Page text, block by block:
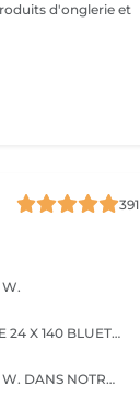
d'onglerie et
391
Uniquement bronzage TRES HAUTE PUISSANCE 24 X 140 BLUETOOTH
Solarium de pied doté d'une puissance de 4.500 W. DANS NOTRE SOLARIUM VOUS POURREZ CONSTATER UN JET DE COLLAGENE PREVENANT DES RIDES AINSI QUE DES JETS DE VITAMINE D